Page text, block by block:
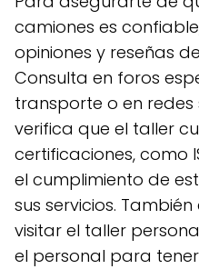
camiones es
opiniones y reseñas
Consulta en foros
transporte o en redes
verifica que el taller
certificaciones, como
el cumplimiento de
sus servicios.
visitar el taller
el personal para